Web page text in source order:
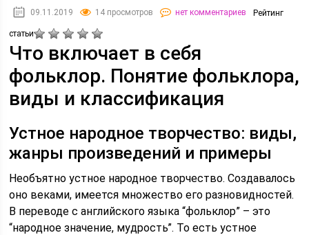
09.11.2019 14 просмотров нет комментариев Рейтинг
статьи
Что включает в себя
фольклор. Понятие фольклора,
виды и классификация
Устное народное творчество: виды,
жанры произведений и примеры
Необъятно устное народное творчество. Создавалось
оно веками, имеется множество его разновидностей.
В переводе с английского языка “фольклор” – это
“народное значение, мудрость”. То есть устное